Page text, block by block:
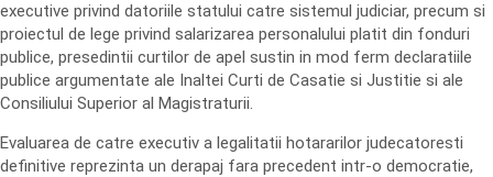
executive privind datoriile statului catre sistemul judiciar, precum si
proiectul de lege privind salarizarea personalului platit din fonduri
publice, presedintii curtilor de apel sustin in mod ferm declaratiile
publice argumentate ale Inaltei Curti de Casatie si Justitie si ale
Consiliului Superior al Magistraturii.
Evaluarea de catre executiv a legalitatii hotararilor judecatoresti
definitive reprezinta un derapaj fara precedent intr-o democratie,